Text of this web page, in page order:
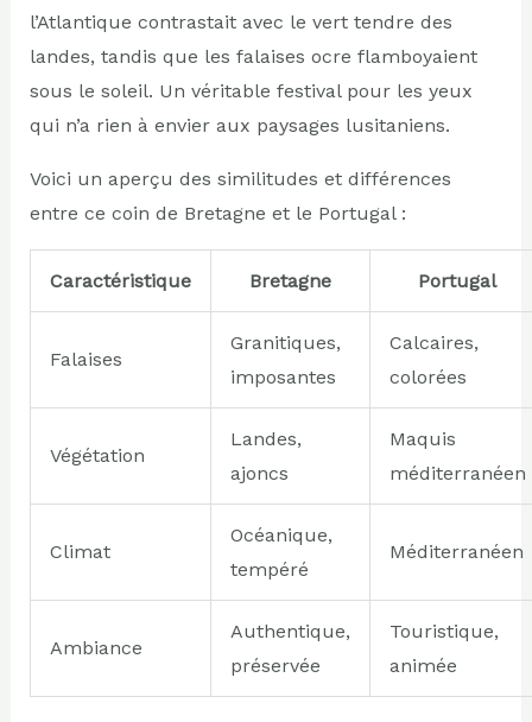
l’Atlantique contrastait avec le vert tendre des
landes, tandis que les falaises ocre flamboyaient
sous le soleil. Un véritable festival pour les yeux
qui n’a rien à envier aux paysages lusitaniens.
Voici un aperçu des similitudes et différences
entre ce coin de Bretagne et le Portugal :
Caractéristique Bretagne Portugal
Falaises
Granitiques,
imposantes
Calcaires,
colorées
Végétation
Landes,
ajoncs
Maquis
méditerranéen
Climat
Océanique,
tempéré
Méditerranéen
Ambiance
Authentique,
préservée
Touristique,
animée